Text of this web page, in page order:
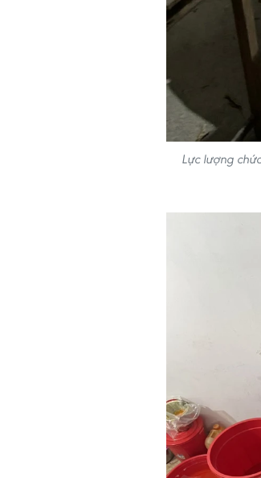
Lực lượng